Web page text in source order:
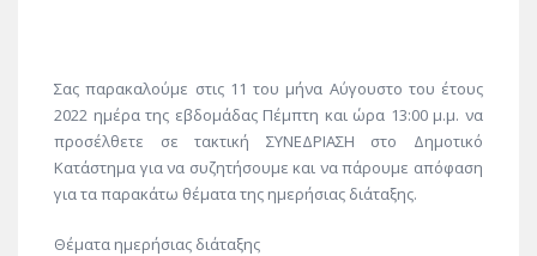
Σας παρακαλούμε στις 11 του μήνα Αύγουστο του έτους
2022 ημέρα της εβδομάδας Πέμπτη και ώρα 13:00 μ.μ. να
προσέλθετε σε τακτική ΣΥΝΕΔΡΙΑΣΗ στο Δημοτικό
Κατάστημα για να συζητήσουμε και να πάρουμε απόφαση
για τα παρακάτω θέματα της ημερήσιας διάταξης.
Θέματα ημερήσιας διάταξης